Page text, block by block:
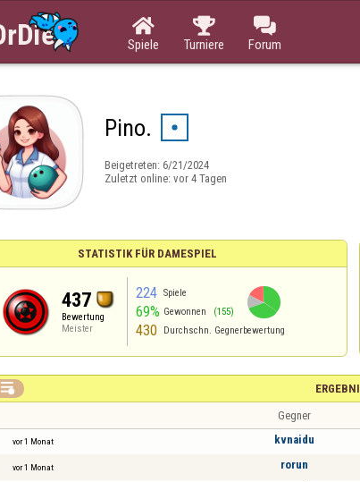

Spiele

Turniere

Forum
Pino.
Beigetreten: 6/21/2024
Zuletzt online: vor 4 Tagen
STATISTIK FÜR DAMESPIEL
437
Bewertung
Meister
224 Spiele
69% Gewonnen (155)
430 Durchschn. Gegnerbewertung

Gegner
vor 1 Monat kvnaidu
vor 1 Monat rorun